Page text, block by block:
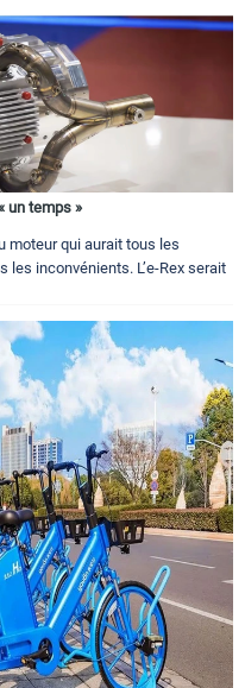
un temps »
moteur qui aurait tous les
les inconvénients. L’e-Rex serait